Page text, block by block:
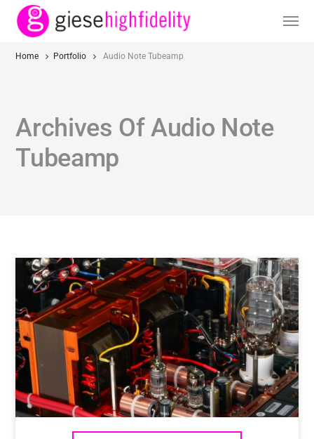
Home Portfolio Audio Note Tubeamp
Archives Of Audio Note
Tubeamp